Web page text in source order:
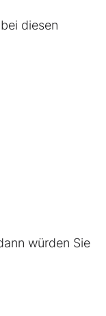
diesen
würden Sie